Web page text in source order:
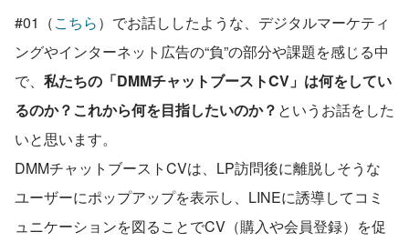
#01（こちら）でお話ししたような、デジタルマーケティ
ングやインターネット広告の“負”の部分や課題を感じる中
で、 私たちの「DMMチャットブーストCV」は何をしてい
るのか？これから何を目指したいのか？ というお話をした
いと思います。
DMMチャットブーストCVは、LP訪問後に離脱しそうな
ユーザーにポップアップを表示し、LINEに誘導してコミ
ュニケーションを図ることでCV（購入や会員登録）を促